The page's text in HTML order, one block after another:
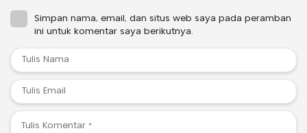
Simpan nama, email, dan situs web saya pada peramban
ini untuk komentar saya berikutnya.